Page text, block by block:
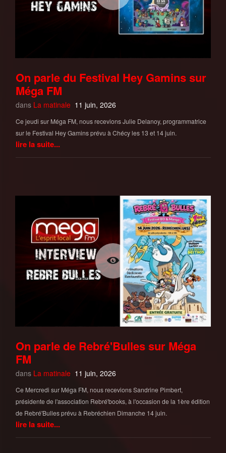
On parle du Festival Hey Gamins sur
Méga FM
dans La matinale 11 juin, 2026
Ce jeudi sur Méga FM, nous recevions Julie Delanoy, programmatrice
sur le Festival Hey Gamins prévu à Chécy les 13 et 14 juin.
lire la suite...
On parle de Rebré'Bulles sur Méga
FM
dans La matinale 11 juin, 2026
Ce Mercredi sur Méga FM, nous recevions Sandrine Pimbert,
présidente de l'association Rebré'books, à l'occasion de la 1ère édition
de Rebré'Bulles prévu à Rebréchien Dimanche 14 juin.
lire la suite...